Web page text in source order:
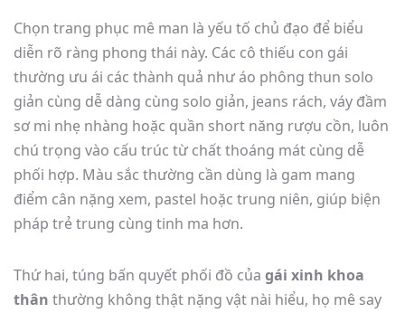
Chọn trang phục mê man là yếu tố chủ đạo để biểu
diễn rõ ràng phong thái này. Các cô thiếu con gái
thường ưu ái các thành quả như áo phông thun solo
giản cùng dễ dàng cùng solo giản, jeans rách, váy đầm
sơ mi nhẹ nhàng hoặc quần short năng rượu cồn, luôn
chú trọng vào cấu trúc từ chất thoáng mát cùng dễ
phối hợp. Màu sắc thường cần dùng là gam mang
điểm cân nặng xem, pastel hoặc trung niên, giúp biện
pháp trẻ trung cùng tinh ma hơn.
Thứ hai, túng bấn quyết phối đồ của gái xinh khoa
thân thường không thật nặng vật nài hiểu, họ mê say